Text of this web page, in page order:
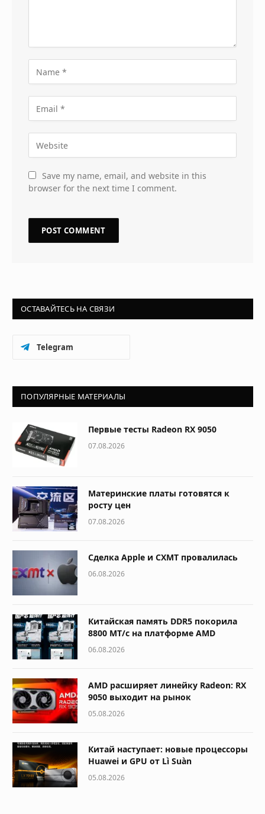
Save my name, email, and website in this
browser for the next time I comment.
ОСТАВАЙТЕСЬ НА СВЯЗИ
Telegram
ПОПУЛЯРНЫЕ МАТЕРИАЛЫ
Первые тесты Radeon RX 9050
07.08.2026
Материнские платы готовятся к
росту цен
07.08.2026
Сделка Apple и CXMT провалилась
06.08.2026
Китайская память DDR5 покорила
8800 МТ/с на платформе AMD
06.08.2026
AMD расширяет линейку Radeon: RX
9050 выходит на рынок
05.08.2026
Китай наступает: новые процессоры
Huawei и GPU от Lì Suàn
05.08.2026